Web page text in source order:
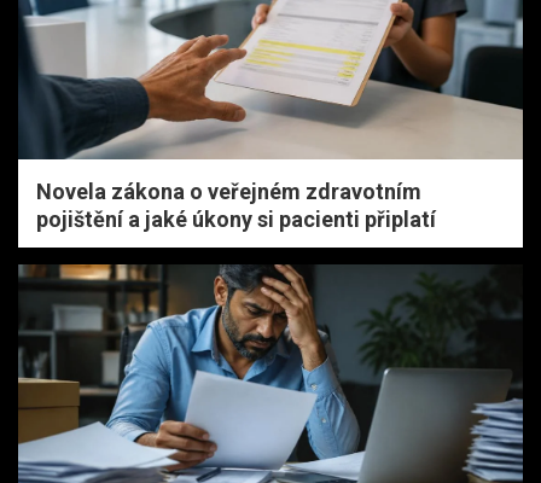
Novela zákona o veřejném zdravotním
pojištění a jaké úkony si pacienti připlatí